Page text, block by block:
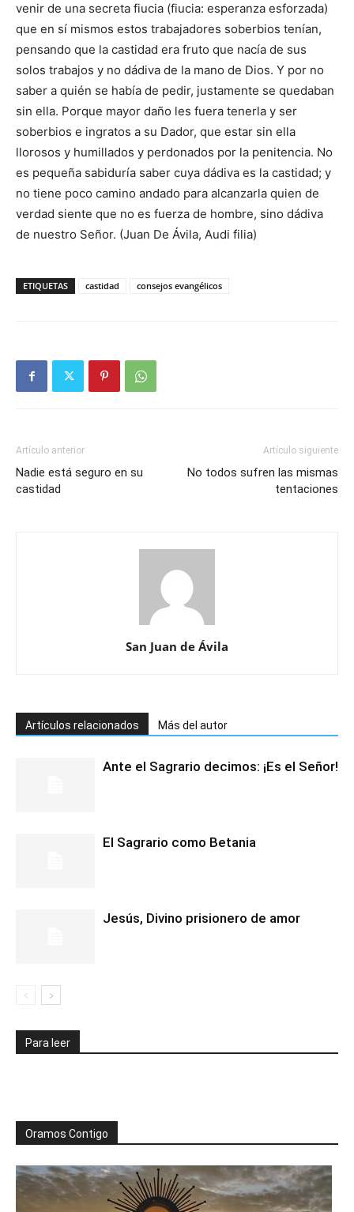
venir de una secreta fiucia (fiucia: esperanza esforzada)
que en sí mismos estos trabajadores soberbios tenían,
pensando que la castidad era fruto que nacía de sus
solos trabajos y no dádiva de la mano de Dios. Y por no
saber a quién se había de pedir, justamente se quedaban
sin ella. Porque mayor daño les fuera tenerla y ser
soberbios e ingratos a su Dador, que estar sin ella
llorosos y humillados y perdonados por la penitencia. No
es pequeña sabiduría saber cuya dádiva es la castidad; y
no tiene poco camino andado para alcanzarla quien de
verdad siente que no es fuerza de hombre, sino dádiva
de nuestro Señor. (Juan De Ávila, Audi filia)
ETIQUETAS castidad consejos evangélicos
Artículo anterior
Nadie está seguro en su
castidad
Artículo siguiente
No todos sufren las mismas
tentaciones
San Juan de Ávila
Artículos relacionados Más del autor
Ante el Sagrario decimos: ¡Es el Señor!
El Sagrario como Betania
Jesús, Divino prisionero de amor
Para leer
Oramos Contigo